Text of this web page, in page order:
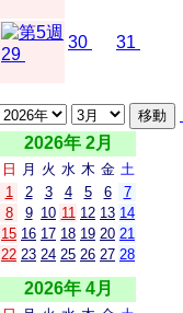
29
30 31
2026年 2月
日 月 火 水 木 金 土
1
2 3 4 5 6
7
8
9 10 11 12 13 14
15 16 17 18 19 20 21
22 23 24 25 26 27 28
2026年 4月